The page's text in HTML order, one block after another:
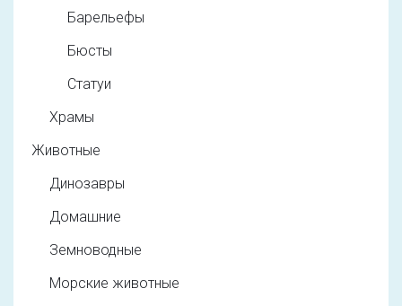
Барельефы
Бюсты
Статуи
Храмы
Животные
Динозавры
Домашние
Земноводные
Морские животные